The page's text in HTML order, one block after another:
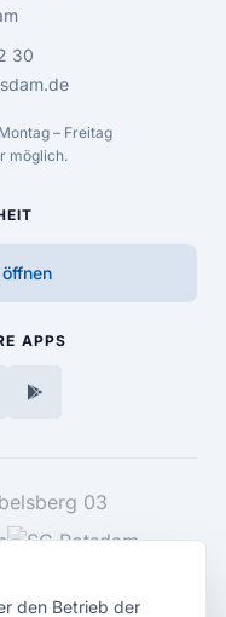
30
– Freitag
möglich.
APPS
den Betrieb der